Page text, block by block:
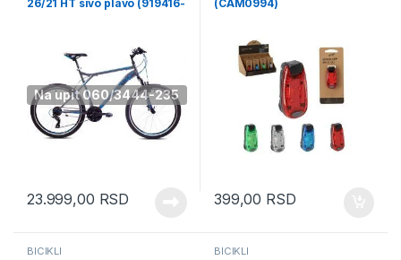
Na upit 060/3444-235
26/21 HT sivo plavo (919416-
23.999,00 RSD
(CAM0994)
399,00 RSD
BICIKLI BICIKLI